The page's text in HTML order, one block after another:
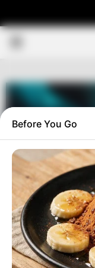
MENU
Before You Go